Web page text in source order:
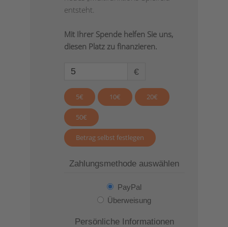
entsteht.
Mit Ihrer Spende helfen Sie uns,
diesen Platz zu finanzieren.
€
5€ 10€ 20€
50€
Betrag selbst festlegen
Zahlungsmethode auswählen
PayPal
Überweisung
Persönliche Informationen